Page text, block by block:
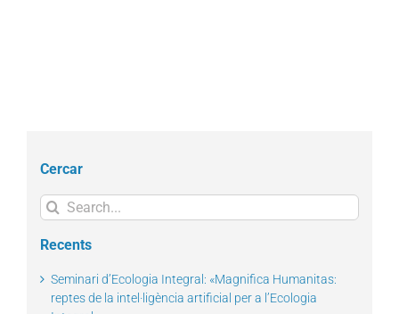
Cercar
Search
for:
Recents
Seminari d’Ecologia Integral: «Magnifica Humanitas:
reptes de la intel·ligència artificial per a l’Ecologia